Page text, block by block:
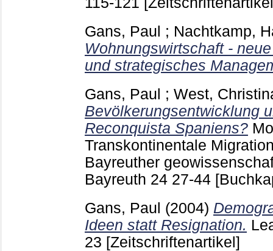
Gans, Paul ; Nachtkamp,
Wohnungswirtschaft -
und strategisches
Gans, Paul ; West,
Bevölkerungsentwicklung
Reconquista Spaniens?
Transkontinentale
Bayreuther
Bayreuth 24 27-44
Gans, Paul (2004)
Ideen statt Resignation.
23 [Zeitschriftenartikel]